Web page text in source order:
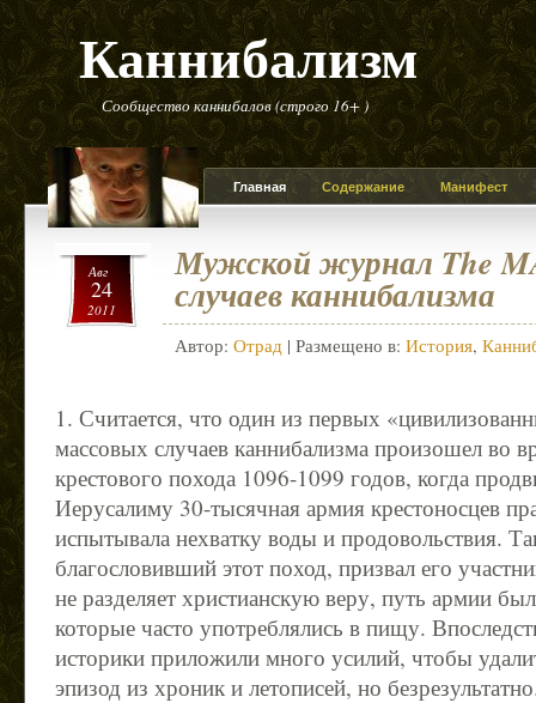
Каннибализм
Сообщество каннибалов (строго 16+ )
Главная Содержание Манифест
Авг
24
2011
Мужской журнал The
случаев каннибализма
Автор: Отрад | Размещено в: История,
1. Считается, что один из первых
массовых случаев каннибализма произошел во
крестового похода 1096-1099 годов, когда
Иерусалиму 30-тысячная армия крестоносцев
испытывала нехватку воды и продовольствия.
благословивший этот поход, призвал его
не разделяет христианскую веру, путь армии
которые часто употреблялись в пищу.
историки приложили много усилий, чтобы
эпизод из хроник и летописей, но